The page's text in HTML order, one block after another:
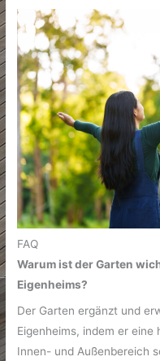
FAQ
Warum ist der Garten
Eigenheims?
Der Garten ergänzt und
Eigenheims, indem er eine
Innen- und Außenbereich